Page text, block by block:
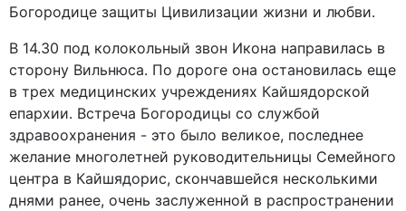
Богородице защиты Цивилизации жизни и любви.
В 14.30 под колокольный звон Икона направилась в
сторону Вильнюса. По дороге она остановилась еще
в трех медицинских учреждениях Кайшядорской
епархии. Встреча Богородицы со службой
здравоохранения - это было великое, последнее
желание многолетней руководительницы Семейного
центра в Кайшядорис, скончавшейся несколькими
днями ранее, очень заслуженной в распространении